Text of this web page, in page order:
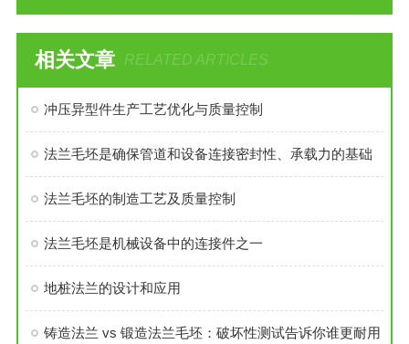
相关文章 RELATED ARTICLES
冲压异型件生产工艺优化与质量控制
法兰毛坯是确保管道和设备连接密封性、承载力的基础
法兰毛坯的制造工艺及质量控制
法兰毛坯是机械设备中的连接件之一
地桩法兰的设计和应用
铸造法兰 vs 锻造法兰毛坯：破坏性测试告诉你谁更耐用